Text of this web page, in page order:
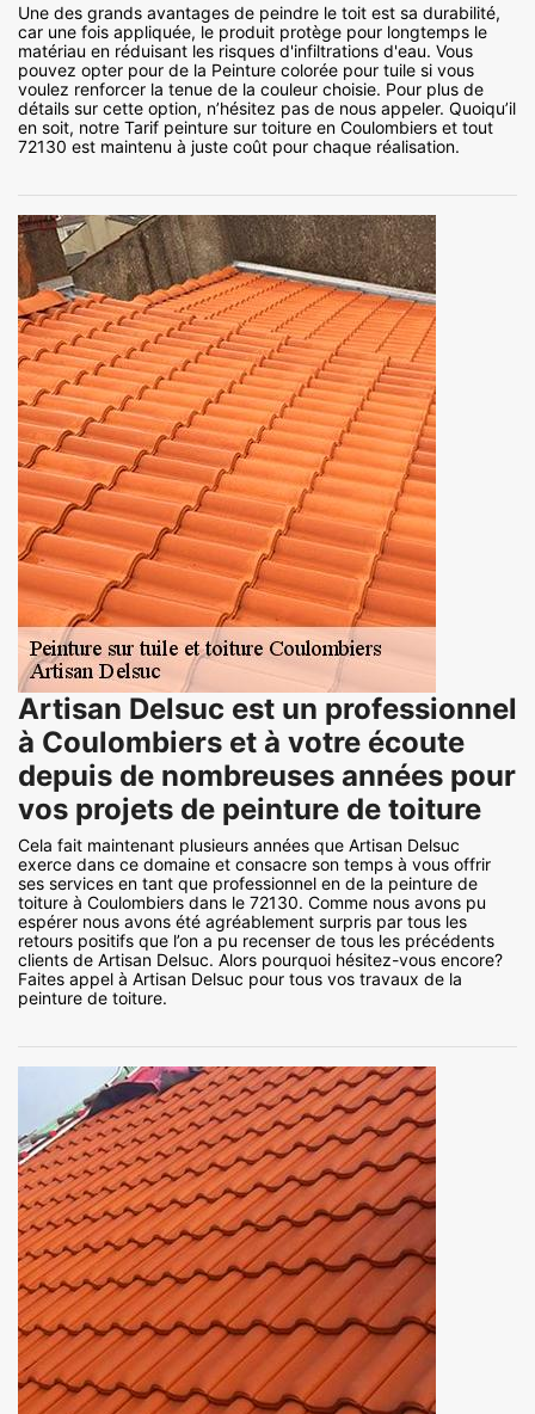
Une des grands avantages de peindre le toit est sa durabilité,
car une fois appliquée, le produit protège pour longtemps le
matériau en réduisant les risques d'infiltrations d'eau. Vous
pouvez opter pour de la Peinture colorée pour tuile si vous
voulez renforcer la tenue de la couleur choisie. Pour plus de
détails sur cette option, n’hésitez pas de nous appeler. Quoiqu’il
en soit, notre Tarif peinture sur toiture en Coulombiers et tout
72130 est maintenu à juste coût pour chaque réalisation.
Artisan Delsuc est un professionnel
à Coulombiers et à votre écoute
depuis de nombreuses années pour
vos projets de peinture de toiture
Cela fait maintenant plusieurs années que Artisan Delsuc
exerce dans ce domaine et consacre son temps à vous offrir
ses services en tant que professionnel en de la peinture de
toiture à Coulombiers dans le 72130. Comme nous avons pu
espérer nous avons été agréablement surpris par tous les
retours positifs que l’on a pu recenser de tous les précédents
clients de Artisan Delsuc. Alors pourquoi hésitez-vous encore?
Faites appel à Artisan Delsuc pour tous vos travaux de la
peinture de toiture.